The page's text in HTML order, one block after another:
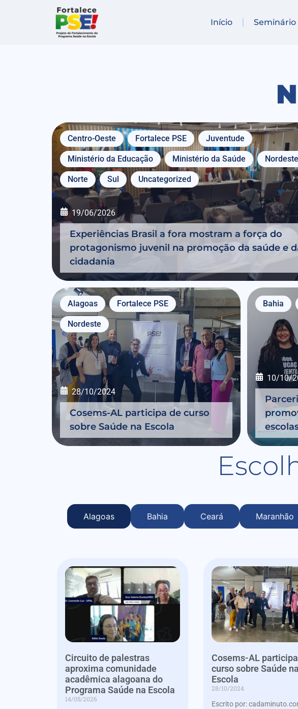
Início Seminário
Centro-Oeste Fortalece PSE Juventude
Ministério da Educação Ministério da Saúde Nordeste
Norte Sul Uncategorized
19/06/2026
Experiências Brasil a fora mostram a força do
protagonismo juvenil na promoção da saúde e
cidadania
Alagoas Fortalece PSE
Nordeste
28/10/2024
Cosems-AL participa de curso
sobre Saúde na Escola
Bahia
10/10/
Alagoas Bahia Ceará Maranhão
Circuito de palestras
aproxima comunidade
acadêmica alagoana do
Programa Saúde na Escola
14/05/2026
Cosems-AL
curso sobre Saúde na
Escola
28/10/2024
Escrito por: